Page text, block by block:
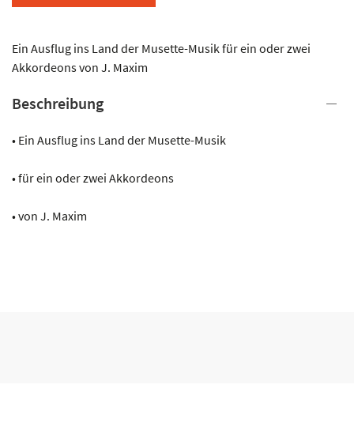
C`est
Vie
!
Ein Ausflug ins Land der Musette-Musik für ein oder zwei
Akkordeons von J. Maxim
Beschreibung
• Ein Ausflug ins Land der Musette-Musik
• für ein oder zwei Akkordeons
• von J. Maxim